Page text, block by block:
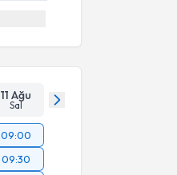
11 Ağu
Sal
09:00
09:30